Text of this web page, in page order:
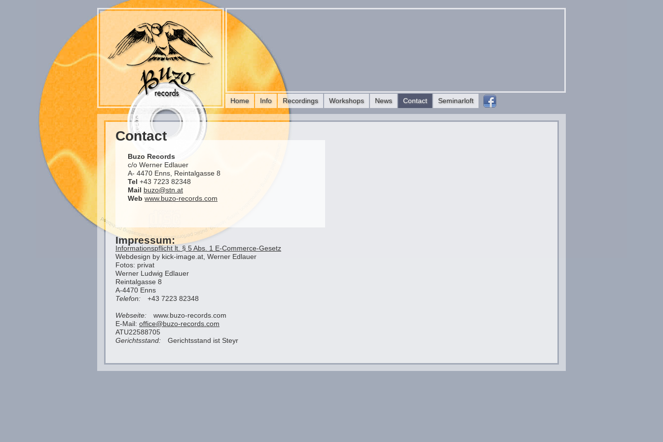
Contact
Buzo Records
c/o Werner Edlauer
A- 4470 Enns, Reintalgasse 8
Tel +43 7223 82348
Mail
buzo@stn.at
Web www.buzo-records.com
Impressum:
Informationspflicht lt. § 5 Abs. 1 E-Commerce-Gesetz
Webdesign by kick-image.at, Werner Edlauer
Fotos: privat
Werner Ludwig Edlauer
Reintalgasse 8
A-4470 Enns
Telefon: +43 7223 82348
Webseite: www.buzo-records.com
E-Mail: office@buzo-records.com
ATU22588705
Gerichtsstand: Gerichtsstand ist Steyr
Home Info Recordings Workshops News Contact Seminarloft